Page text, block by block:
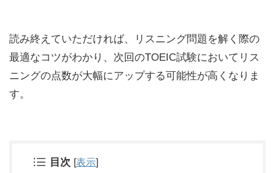
読み終えていただければ、リスニング問題を解く際の
最適なコツがわかり、次回のTOEIC試験においてリス
ニングの点数が大幅にアップする可能性が高くなりま
す。
目次 [表示]